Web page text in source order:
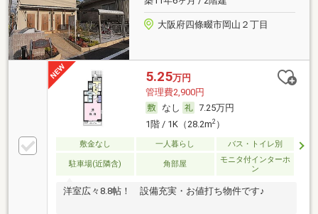
大阪府四條畷市岡山２丁目
5.25万円
管理費2,900円
なし
7.25万円
1階 / 1K（28.2m2）
敷金なし 一人暮らし バス・トイレ別
駐車場(近隣含) 角部屋
モニタ付インターホ
ン
洋室広々8.8帖！ 設備充実・お値打ち物件です♪